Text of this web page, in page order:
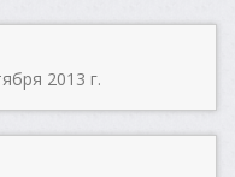
2013 г.